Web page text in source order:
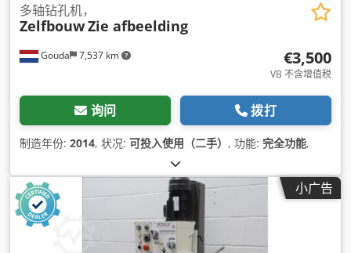
Gouda 7,537 km
多轴钻孔机，
ZelfbouwZie afbeelding
€3,500
VB 不含增值税
询问 拨打
制造年份: 2014, 状况: 可投入使用（二手） , 功能: 完全功能,
小广告